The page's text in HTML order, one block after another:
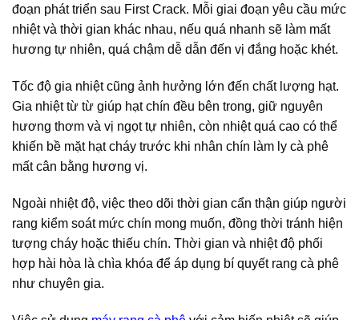
đoạn phát triển sau First Crack. Mỗi giai đoạn yêu cầu mức
nhiệt và thời gian khác nhau, nếu quá nhanh sẽ làm mất
hương tự nhiên, quá chậm dễ dẫn đến vị đắng hoặc khét.
Tốc độ gia nhiệt cũng ảnh hưởng lớn đến chất lượng hạt.
Gia nhiệt từ từ giúp hạt chín đều bên trong, giữ nguyên
hương thơm và vị ngọt tự nhiên, còn nhiệt quá cao có thể
khiến bề mặt hạt cháy trước khi nhân chín làm ly cà phê
mất cân bằng hương vị.
Ngoài nhiệt độ, việc theo dõi thời gian cẩn thận giúp người
rang kiểm soát mức chín mong muốn, đồng thời tránh hiện
tượng cháy hoặc thiếu chín. Thời gian và nhiệt độ phối
hợp hài hòa là chìa khóa để áp dụng bí quyết rang cà phê
như chuyên gia.